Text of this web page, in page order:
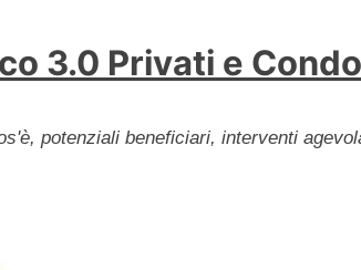
3.0 Privati e
potenziali beneficiari, interventi